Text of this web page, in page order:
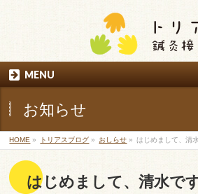
MENU
お知らせ
HOME » トリアスブログ » おしらせ » はじめまして、清
はじめまして、清水で